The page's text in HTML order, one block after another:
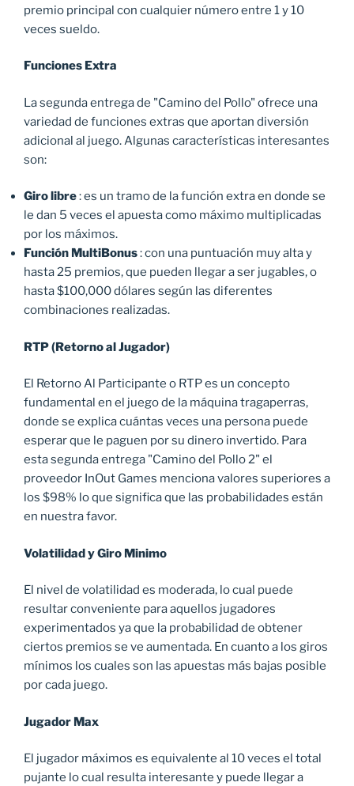
premio principal con cualquier número entre 1 y 10
veces sueldo.
Funciones Extra
La segunda entrega de "Camino del Pollo" ofrece una
variedad de funciones extras que aportan diversión
adicional al juego. Algunas características interesantes
son:
Giro libre: es un tramo de la función extra en donde se
le dan 5 veces el apuesta como máximo multiplicadas
por los máximos.
Función MultiBonus: con una puntuación muy alta y
hasta 25 premios, que pueden llegar a ser jugables, o
hasta $100,000 dólares según las diferentes
combinaciones realizadas.
RTP (Retorno al Jugador)
El Retorno Al Participante o RTP es un concepto
fundamental en el juego de la máquina tragaperras,
donde se explica cuántas veces una persona puede
esperar que le paguen por su dinero invertido. Para
esta segunda entrega "Camino del Pollo 2" el
proveedor InOut Games menciona valores superiores a
los $98% lo que significa que las probabilidades están
en nuestra favor.
Volatilidad y Giro Minimo
El nivel de volatilidad es moderada, lo cual puede
resultar conveniente para aquellos jugadores
experimentados ya que la probabilidad de obtener
ciertos premios se ve aumentada. En cuanto a los giros
mínimos los cuales son las apuestas más bajas posible
por cada juego.
Jugador Max
El jugador máximos es equivalente al 10 veces el total
pujante lo cual resulta interesante y puede llegar a